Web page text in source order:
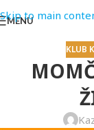
Skip to main
MENU
KLUB